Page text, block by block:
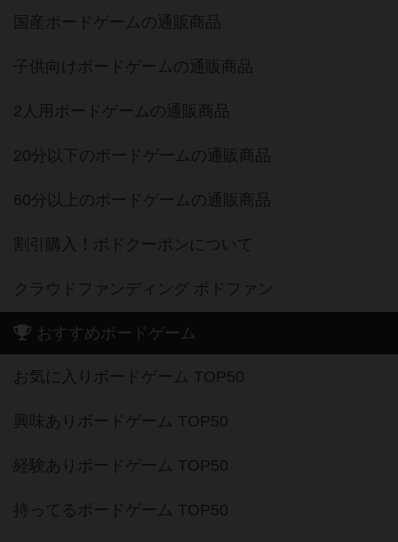
国産ボードゲームの通販商品
子供向けボードゲームの通販商品
2人用ボードゲームの通販商品
20分以下のボードゲームの通販商品
60分以上のボードゲームの通販商品
割引購入！ボドクーポンについて
クラウドファンディング ボドファン
おすすめボードゲーム
お気に入りボードゲーム TOP50
興味ありボードゲーム TOP50
経験ありボードゲーム TOP50
持ってるボードゲーム TOP50